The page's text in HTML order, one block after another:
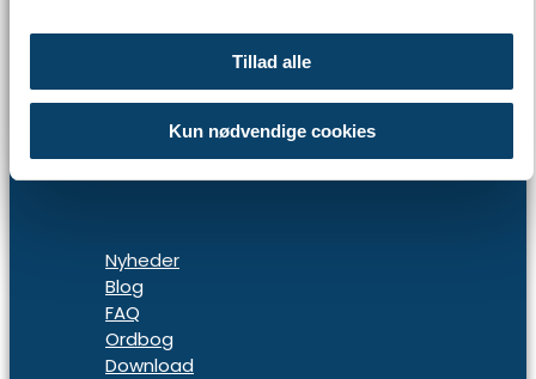
Tillad alle
Kun nødvendige cookies
Nyheder
Blog
FAQ
Ordbog
Download